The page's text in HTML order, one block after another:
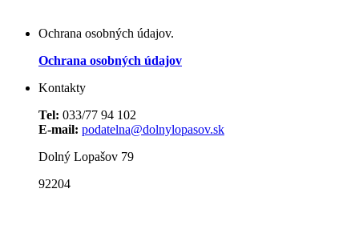
Ochrana osobných údajov.
Ochrana osobných údajov
Kontakty
Tel: 033/77 94 102
E-mail: podatelna@dolnylopasov.sk
Dolný Lopašov 79
92204